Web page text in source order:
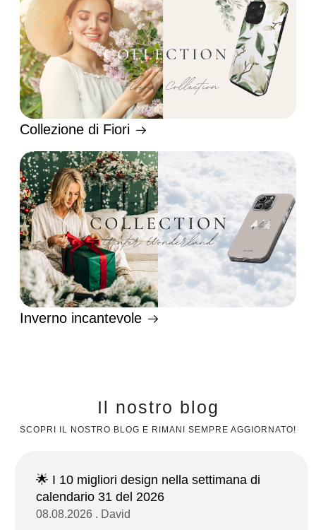
Collezione di Fiori
Inverno incantevole
Il nostro blog
SCOPRI IL NOSTRO BLOG E RIMANI SEMPRE AGGIORNATO!
🌟 I 10 migliori design nella settimana di
calendario 31 del 2026
08.08.2026 . David